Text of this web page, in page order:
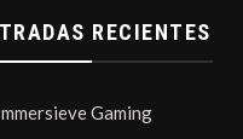
RECIENTES
Gaming